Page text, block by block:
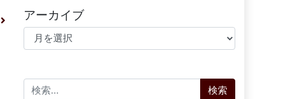
アーカイブ
アーカイブ
検索: